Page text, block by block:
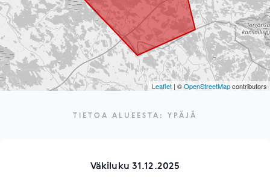
Leaflet | ©OpenStreetMapcontributors
TIETOA ALUEESTA: YPÄJÄ
Väkiluku 31.12.2025